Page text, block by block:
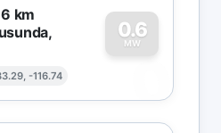
km
-116.74
0.6
MW
0